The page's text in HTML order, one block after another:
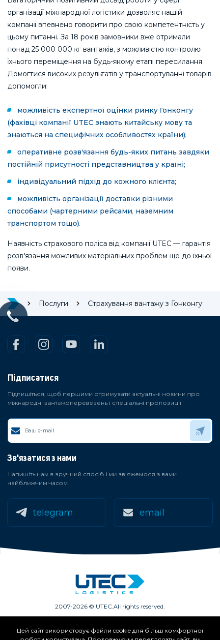
організації міжнародної логістики дозволяє нашій
компанії впевнено говорити про свою компетентність у
цьому питанні. За 18 років замовники вже отримали
понад 25 000 000 кг вантажів, з можливістю контролю
їхнього переміщення на будь-якому етапі пересилання.
Домогтися високих результатів у транспортуванні товарів
допомогли:
можливість експертної оцінки ринку Гонконгу
(фахівці компанії UTEC знають китайську мову та
знаються на специфічних особливостях країни);
оперативне розв'язання будь-яких питань завдяки
постійній присутності представництва у країні;
індивідуальний підхід до кожного клієнта;
можливість організації доставки різними
способами (чартерними рейсами, наземним
транспортом тощо).
Наявність страхового поліса від компанії UTEC — гарантія
розв'язання можливих матеріальних проблем ще до їхньої
появи.
Послуги Страхування вантажу з Гонконгу
Підписатися
Підпишіться, щоб першими отримувати актуальні новини про
міжнародні вантажоперевезень і спеціальні пропозиції
Зв'язатися з нами
Напишіть нам в зручний спосіб і ми зв'яжемося з вами
найближчим часом
telegram email
2007-2026 © UTEC. All rights reserved.
Членство в асоціаціях:
Цей сайт використовує файли cookie для більш комфортної